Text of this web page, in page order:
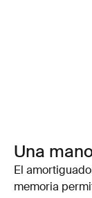
Una
El
memoria